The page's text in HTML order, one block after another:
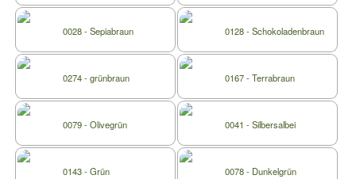
0028 - Sepiabraun 0128 - Schokoladenbraun
0274 - grünbraun 0167 - Terrabraun
0079 - Olivegrün 0041 - Silbersalbei
0143 - Grün 0078 - Dunkelgrün